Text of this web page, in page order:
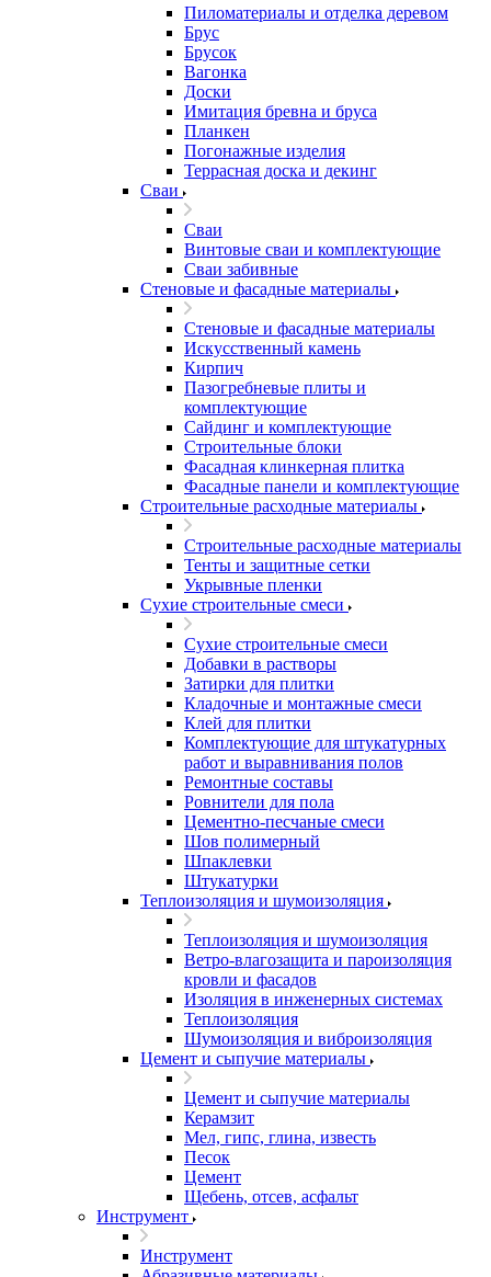
Пиломатериалы и отделка деревом
Брус
Брусок
Вагонка
Доски
Имитация бревна и бруса
Планкен
Погонажные изделия
Террасная доска и декинг
Сваи
Сваи
Винтовые сваи и комплектующие
Сваи забивные
Стеновые и фасадные материалы
Стеновые и фасадные материалы
Искусственный камень
Кирпич
Пазогребневые плиты и
комплектующие
Сайдинг и комплектующие
Строительные блоки
Фасадная клинкерная плитка
Фасадные панели и комплектующие
Строительные расходные материалы
Строительные расходные материалы
Тенты и защитные сетки
Укрывные пленки
Сухие строительные смеси
Сухие строительные смеси
Добавки в растворы
Затирки для плитки
Кладочные и монтажные смеси
Клей для плитки
Комплектующие для штукатурных
работ и выравнивания полов
Ремонтные составы
Ровнители для пола
Цементно-песчаные смеси
Шов полимерный
Шпаклевки
Штукатурки
Теплоизоляция и шумоизоляция
Теплоизоляция и шумоизоляция
Ветро-влагозащита и пароизоляция
кровли и фасадов
Изоляция в инженерных системах
Теплоизоляция
Шумоизоляция и виброизоляция
Цемент и сыпучие материалы
Цемент и сыпучие материалы
Керамзит
Мел, гипс, глина, известь
Песок
Цемент
Щебень, отсев, асфальт
Инструмент
Инструмент